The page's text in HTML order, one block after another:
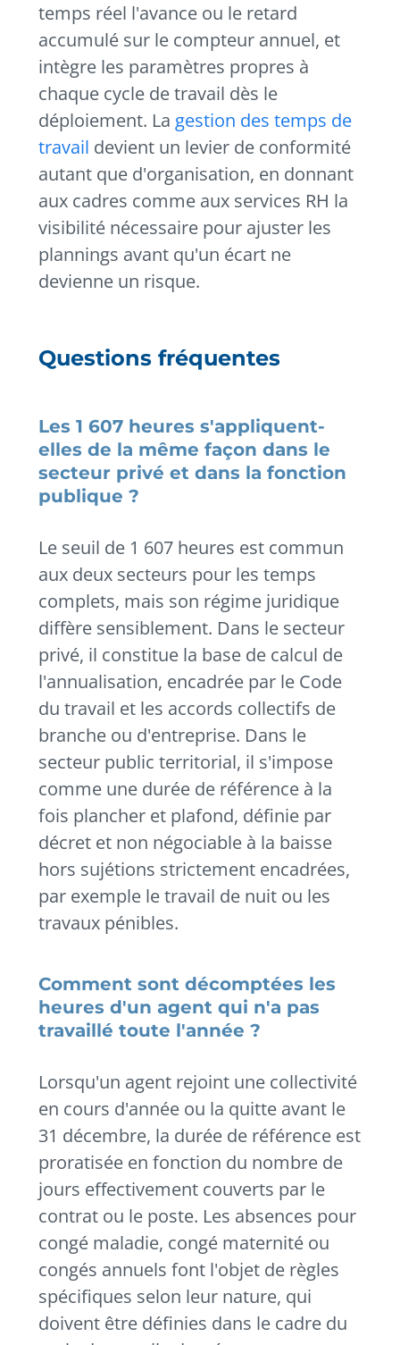
temps réel l'avance ou le retard
accumulé sur le compteur annuel, et
intègre les paramètres propres à
chaque cycle de travail dès le
déploiement. La gestion des temps de
travail devient un levier de conformité
autant que d'organisation, en donnant
aux cadres comme aux services RH la
visibilité nécessaire pour ajuster les
plannings avant qu'un écart ne
devienne un risque.
Questions fréquentes
Les 1 607 heures s'appliquent-
elles de la même façon dans le
secteur privé et dans la fonction
publique ?
Le seuil de 1 607 heures est commun
aux deux secteurs pour les temps
complets, mais son régime juridique
diffère sensiblement. Dans le secteur
privé, il constitue la base de calcul de
l'annualisation, encadrée par le Code
du travail et les accords collectifs de
branche ou d'entreprise. Dans le
secteur public territorial, il s'impose
comme une durée de référence à la
fois plancher et plafond, définie par
décret et non négociable à la baisse
hors sujétions strictement encadrées,
par exemple le travail de nuit ou les
travaux pénibles.
Comment sont décomptées les
heures d'un agent qui n'a pas
travaillé toute l'année ?
Lorsqu'un agent rejoint une collectivité
en cours d'année ou la quitte avant le
31 décembre, la durée de référence est
proratisée en fonction du nombre de
jours effectivement couverts par le
contrat ou le poste. Les absences pour
congé maladie, congé maternité ou
congés annuels font l'objet de règles
spécifiques selon leur nature, qui
doivent être définies dans le cadre du